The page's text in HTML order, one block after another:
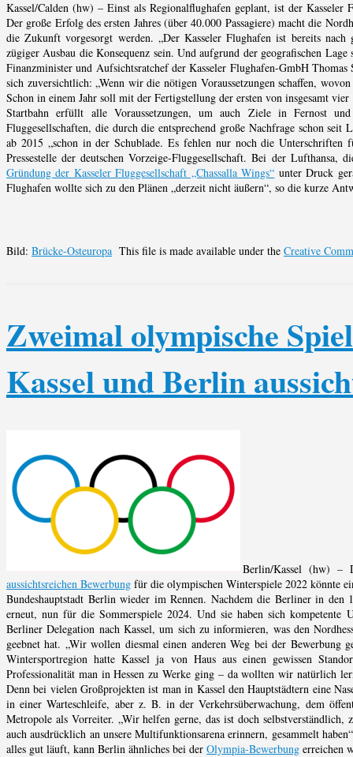
Kassel/Calden (hw) – Einst als Regionalflughafen geplant, ist der
Der große Erfolg des ersten Jahres (über 40.000 Passagiere) macht die
die Zukunft vorgesorgt werden. „Der Kasseler Flughafen ist bereits
zügiger Ausbau die Konsequenz sein. Und aufgrund der geografischen
Finanzminister und Aufsichtsratchef der Kasseler Flughafen-GmbH
sich zuversichtlich: „Wenn wir die nötigen Voraussetzungen schaffen,
Schon in einem Jahr soll mit der Fertigstellung der ersten von insgesamt
Startbahn erfüllt alle Voraussetzungen, um auch Ziele in Fernost
Fluggesellschaften, die durch die entsprechend große Nachfrage schon
ab 2015 „schon in der Schublade. Es fehlen nur noch die Unterschriften
Pressestelle der deutschen Vorzeige-Fluggesellschaft. Bei der
Gründung der Kasseler Fluggesellschaft „Chassalla Wings“ unter Druck
Flughafen wollte sich zu den Plänen „derzeit nicht äußern“, so die kurze
Bild: Brücke-Osteuropa This file is made available under the Creative
Zweimal olympische
Kassel und Berlin
Berlin/Kassel (hw) –
aussichtsreichen Bewerbung für die olympischen Winterspiele 2022 könnte
Bundeshauptstadt Berlin wieder im Rennen. Nachdem die Berliner in den
erneut, nun für die Sommerspiele 2024. Und sie haben sich kompetente
Berliner Delegation nach Kassel, um sich zu informieren, was den
geebnet hat. „Wir wollen diesmal einen anderen Weg bei der Bewerbung
Wintersportregion hatte Kassel ja von Haus aus einen gewissen
Professionalität man in Hessen zu Werke ging – da wollten wir natürlich
Denn bei vielen Großprojekten ist man in Kassel den Hauptstädtern eine
in einer Warteschleife, aber z. B. in der Verkehrsüberwachung, dem
Metropole als Vorreiter. „Wir helfen gerne, das ist doch
auch ausdrücklich an unsere Multifunktionsarena erinnern, gesammelt
alles gut läuft, kann Berlin ähnliches bei der Olympia-Bewerbung erreichen